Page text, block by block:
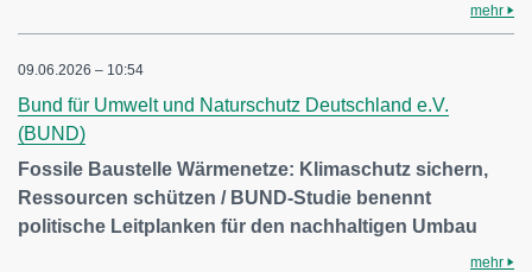
mehr
09.06.2026 – 10:54
Bund für Umwelt und Naturschutz Deutschland e.V.
(BUND)
Fossile Baustelle Wärmenetze: Klimaschutz sichern,
Ressourcen schützen / BUND-Studie benennt
politische Leitplanken für den nachhaltigen Umbau
mehr